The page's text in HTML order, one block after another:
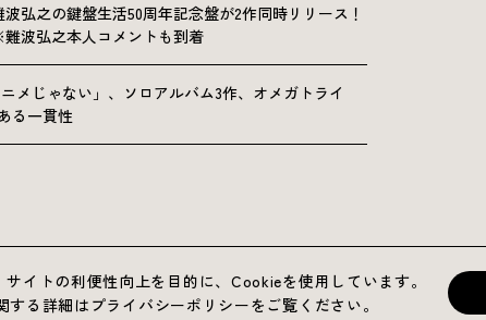
弘之の鍵盤生活50周年記念盤が2作同時リリース！
波弘之本人コメントも到着
メじゃない」、ソロアルバム3作、オメガトライ
る一貫性
サイトの利便性向上を目的に、Cookieを使用しています。
する詳細はプライバシーポリシーをご覧ください。